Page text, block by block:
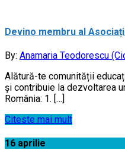
Devino membru al
By: Anamaria Teodorescu
Alătură-te comunității
și contribuie la dezvoltarea
România: 1. […]
Citeste mai mult
16 aprilie